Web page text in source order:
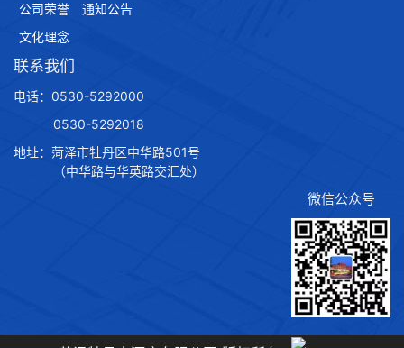
公司荣誉
文化理念
通知公告
联系我们
电话：0530-5292000
0530-5292018
地址：菏泽市牡丹区中华路501号
（中华路与华英路交汇处）
微信公众号